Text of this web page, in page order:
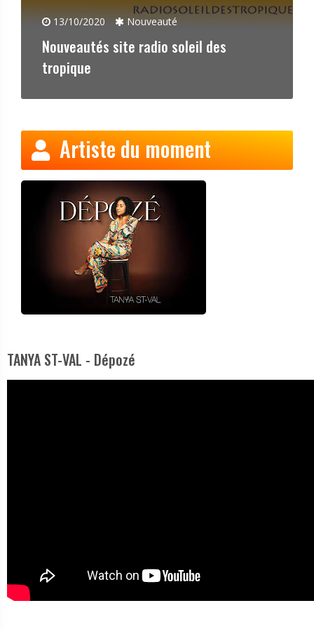
13/10/2020 Nouveauté
Nouveautés site radio soleil des
tropique
Artiste du moment
TANYA ST-VAL - Dépozé